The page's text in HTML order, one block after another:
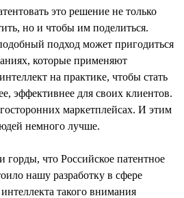
это решение не только
но и чтобы им поделиться.
подход может пригодиться
которые применяют
на практике, чтобы стать
эффективнее для своих клиентов.
маркетплейсах. И этим
немного лучше.
что Российское патентное
нашу разработку в сфере
такого внимания